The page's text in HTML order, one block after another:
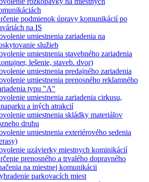
podmienok úpravy komunikácií po
na IS
umiestnenia zariadenia na
služieb
umiestnenia stavebného zariadenia
lešenie, staveb. dvor)
umiestnenia predajného zariadenia
umiestnenia prenosného reklamného
typu "A"
umiestnenia zariadenia cirkusu,
a iných atrakcií
umiestnenia skládky materiálov
druhu
umiestnenia exteriérového sedenia
uzávierky miestnych kominikácií
prenosného a trvalého dopravného
na miestnej komunikácii
parkovacích miest